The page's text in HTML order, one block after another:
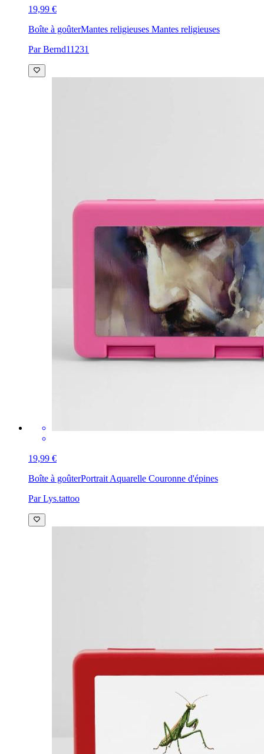
19,99 €
Boîte à goûterMantes religieuses Mantes religieuses
Par Bernd11231
19,99 €
Boîte à goûterPortrait Aquarelle Couronne d'épines
Par Lys.tattoo